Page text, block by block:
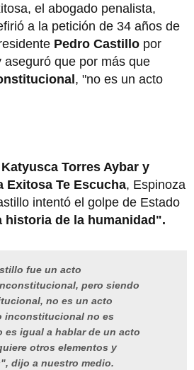
el abogado penalista,
a la petición de 34 años de
Pedro Castillo por
que por más que
, "no es un acto
Katyusca Torres Aybar y
Exitosa Te Escucha, Espinoza
intentó el golpe de Estado
historia de la humanidad".
fue un acto
pero siendo
no es un acto
inconstitucional no es
es igual a hablar de un acto
otros elementos y
dijo a nuestro medio.